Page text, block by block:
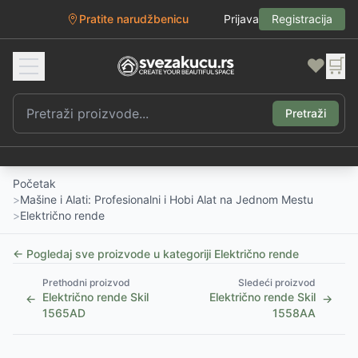
Pratite narudžbenicu Prijava Registracija
❤️ 🛒
Pretraži
Početak
>Mašine i Alati: Profesionalni i Hobi Alat na Jednom Mestu
>Električno rende
← Pogledaj sve proizvode u kategoriji Električno rende
←
Prethodni proizvod
Električno rende Skil
1565AD
Sledeći proizvod
Električno rende Skil
1558AA
→